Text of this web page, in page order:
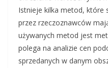
Istnieje kilka metod, które
przez rzeczoznawców
używanych metod jest
polega na analizie cen
sprzedanych w danym